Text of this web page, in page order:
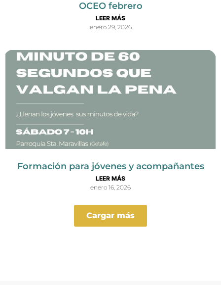
OCEO febrero
LEER MÁS
enero 29, 2026
Formación para jóvenes y acompañantes
LEER MÁS
enero 16, 2026
Cargar más